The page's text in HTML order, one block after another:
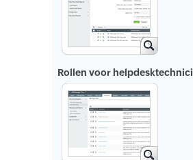
Rollen voor helpdesktechnici